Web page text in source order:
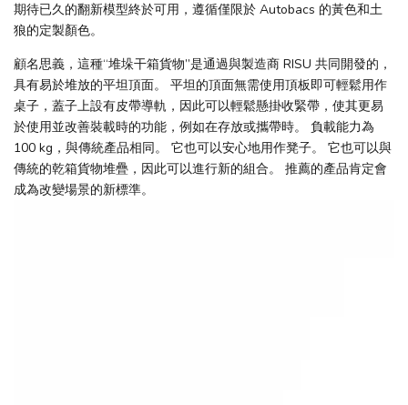
期待已久的翻新模型終於可用，遵循僅限於 Autobacs 的黃色和土
狼的定製顏色。
顧名思義，這種“堆垛干箱貨物”是通過與製造商 RISU 共同開發的，
具有易於堆放的平坦頂面。 平坦的頂面無需使用頂板即可輕鬆用作
桌子，蓋子上設有皮帶導軌，因此可以輕鬆懸掛收緊帶，使其更易
於使用並改善裝載時的功能，例如在存放或攜帶時。 負載能力為
100 kg，與傳統產品相同。 它也可以安心地用作凳子。 它也可以與
傳統的乾箱貨物堆疊，因此可以進行新的組合。 推薦的產品肯定會
成為改變場景的新標準。